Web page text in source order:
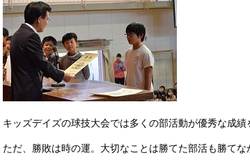
キッズデイズの球技大会では多くの部活動が優秀な成績
ただ、勝敗は時の運。大切なことは勝てた部活も勝て